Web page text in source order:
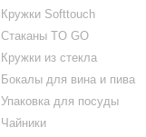
Кружки Softtouch
Стаканы TO GO
Кружки из стекла
Бокалы для вина и пива
Упаковка для посуды
Чайники